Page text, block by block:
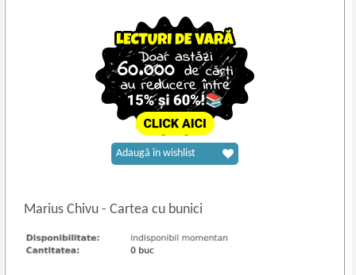
Marius Chivu- Cartea cu bunici
Adaugă în wishlist